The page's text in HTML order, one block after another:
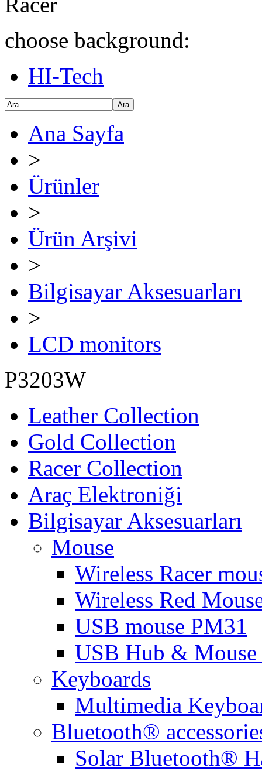
choose background:
HI-Tech
Ara
Ana Sayfa
>
Ürünler
>
Ürün Arşivi
>
Bilgisayar Aksesuarları
>
LCD monitors
P3203W
Leather Collection
Gold Collection
Racer Collection
Araç Elektroniği
Bilgisayar Aksesuarları
Mouse
Wireless Racer
Wireless Red
USB mouse PM31
USB Hub & Mouse
Keyboards
Multimedia
Bluetooth®
Solar Bluetooth®